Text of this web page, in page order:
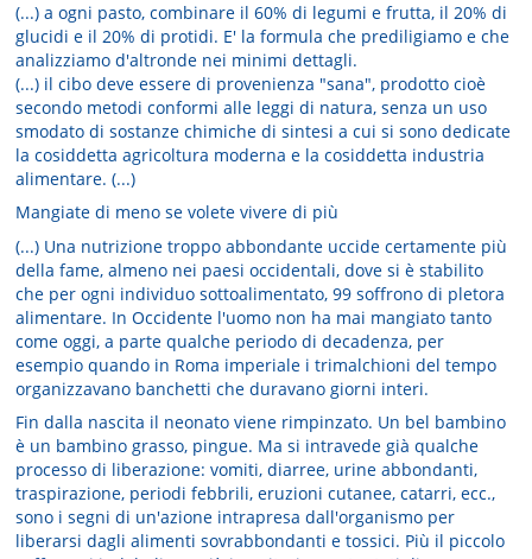
(...) a ogni pasto, combinare il 60% di legumi e frutta, il 20% di
glucidi e il 20% di protidi. E' la formula che prediligiamo e che
analizziamo d'altronde nei minimi dettagli.
(...) il cibo deve essere di provenienza "sana", prodotto cioè
secondo metodi conformi alle leggi di natura, senza un uso
smodato di sostanze chimiche di sintesi a cui si sono dedicate
la cosiddetta agricoltura moderna e la cosiddetta industria
alimentare. (...)
Mangiate di meno se volete vivere di più
(...) Una nutrizione troppo abbondante uccide certamente più
della fame, almeno nei paesi occidentali, dove si è stabilito
che per ogni individuo sottoalimentato, 99 soffrono di pletora
alimentare. In Occidente l'uomo non ha mai mangiato tanto
come oggi, a parte qualche periodo di decadenza, per
esempio quando in Roma imperiale i trimalchioni del tempo
organizzavano banchetti che duravano giorni interi.
Fin dalla nascita il neonato viene rimpinzato. Un bel bambino
è un bambino grasso, pingue. Ma si intravede già qualche
processo di liberazione: vomiti, diarree, urine abbondanti,
traspirazione, periodi febbrili, eruzioni cutanee, catarri, ecc.,
sono i segni di un'azione intrapresa dall'organismo per
liberarsi dagli alimenti sovrabbondanti e tossici. Più il piccolo